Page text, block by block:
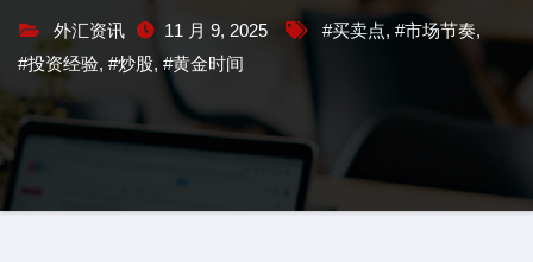
外汇资讯 11 月 9, 2025 #买卖点, #市场节奏,
#投资经验, #炒股, #黄金时间